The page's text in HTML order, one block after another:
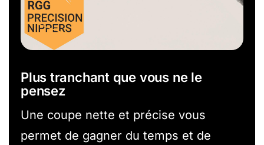
Plus tranchant que vous ne le
pensez
Une coupe nette et précise vous
permet de gagner du temps et de